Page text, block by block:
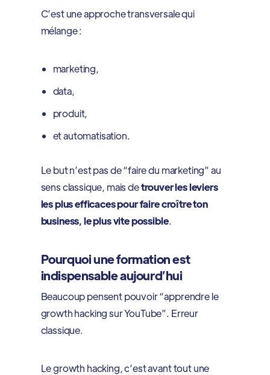
C’est une approche transversale qui
mélange :
marketing,
data,
produit,
et automatisation.
Le but n’est pas de “faire du marketing” au
sens classique, mais detrouver les leviers
les plus efficaces pour faire croître ton
business, le plus vite possible.
Pourquoi une formation est
indispensable aujourd’hui
Beaucoup pensent pouvoir “apprendre le
growth hacking sur YouTube”. Erreur
classique.
Le growth hacking, c’est avant tout une